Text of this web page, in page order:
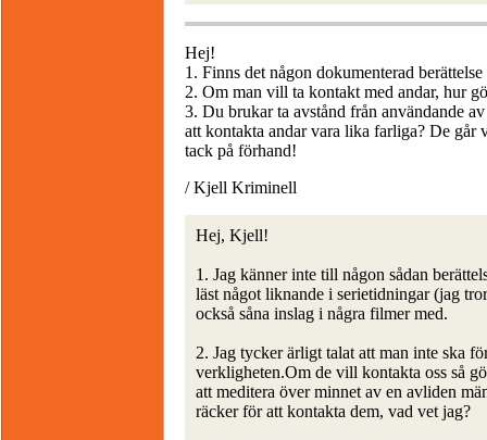
Hej!
1. Finns det någon dokumenterad
2. Om man vill ta kontakt med andar, hur
3. Du brukar ta avstånd från användande
att kontakta andar vara lika farliga? De går
tack på förhand!
/ Kjell Kriminell
Hej, Kjell!
1. Jag känner inte till någon sådan
läst något liknande i serietidningar (jag
också såna inslag i några filmer med.
2. Jag tycker ärligt talat att man inte ska
verkligheten.Om de vill kontakta oss så
att meditera över minnet av en avliden
räcker för att kontakta dem, vad vet jag?